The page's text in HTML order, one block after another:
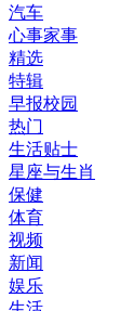
汽车
心事家事
精选
特辑
早报校园
热门
生活贴士
星座与生肖
保健
体育
视频
新闻
娱乐